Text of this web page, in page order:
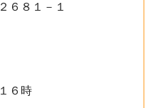
６８１－１
６時